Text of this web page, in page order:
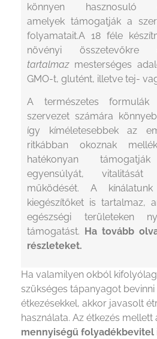
könnyen hasznosuló
amelyek támogatják a
folyamatait.A 18 féle
növényi
tartalmazmesterséges
GMO-t, glutént, illetve tej-
A természetes
szervezet számára
így kíméletesebbek az
ritkábban okoznak
hatékonyan
egyensúlyát,
működését. A
kiegészítőket is tartalmaz,
egészségi területeken
támogatást. Ha tovább
részleteket.
Ha valamilyen okból
szükséges tápanyagot
étkezésekkel, akkor javasolt
használata. Az étkezés mellett
mennyiségű folyadékbevitel